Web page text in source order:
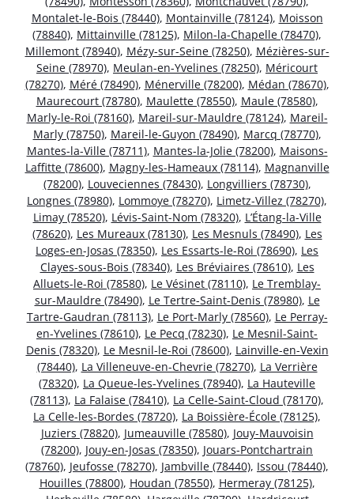
Montalet-le-Bois (78440), Montainville (78124), Moisson
(78840), Mittainville (78125), Milon-la-Chapelle (78470),
Millemont (78940), Mézy-sur-Seine (78250), Mézières-sur-
Seine (78970), Meulan-en-Yvelines (78250), Méricourt
(78270), Méré (78490), Ménerville (78200), Médan (78670),
Maurecourt (78780), Maulette (78550), Maule (78580),
Marly-le-Roi (78160), Mareil-sur-Mauldre (78124), Mareil-
Marly (78750), Mareil-le-Guyon (78490), Marcq (78770),
Mantes-la-Ville (78711), Mantes-la-Jolie (78200), Maisons-
Laffitte (78600), Magny-les-Hameaux (78114), Magnanville
(78200), Louveciennes (78430), Longvilliers (78730),
Longnes (78980), Lommoye (78270), Limetz-Villez (78270),
Limay (78520), Lévis-Saint-Nom (78320), L’Étang-la-Ville
(78620), Les Mureaux (78130), Les Mesnuls (78490), Les
Loges-en-Josas (78350), Les Essarts-le-Roi (78690), Les
Clayes-sous-Bois (78340), Les Bréviaires (78610), Les
Alluets-le-Roi (78580), Le Vésinet (78110), Le Tremblay-
sur-Mauldre (78490), Le Tertre-Saint-Denis (78980), Le
Tartre-Gaudran (78113), Le Port-Marly (78560), Le Perray-
en-Yvelines (78610), Le Pecq (78230), Le Mesnil-Saint-
Denis (78320), Le Mesnil-le-Roi (78600), Lainville-en-Vexin
(78440), La Villeneuve-en-Chevrie (78270), La Verrière
(78320), La Queue-les-Yvelines (78940), La Hauteville
(78113), La Falaise (78410), La Celle-Saint-Cloud (78170),
La Celle-les-Bordes (78720), La Boissière-École (78125),
Juziers (78820), Jumeauville (78580), Jouy-Mauvoisin
(78200), Jouy-en-Josas (78350), Jouars-Pontchartrain
(78760), Jeufosse (78270), Jambville (78440), Issou (78440),
Houilles (78800), Houdan (78550), Hermeray (78125),